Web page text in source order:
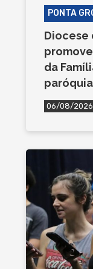
PONTA
Diocese
da
06/08/2026